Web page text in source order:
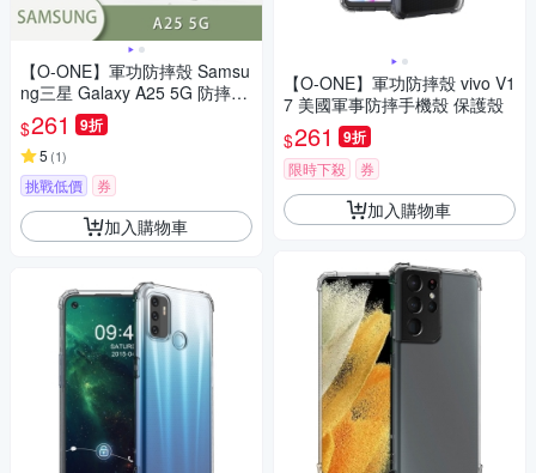
【O-ONE】軍功防摔殼 Samsu
ng三星 Galaxy A25 5G 防摔手
機殼 保護殼
$261 9折
5 (1)
挑戰低價 券
加入購物車
【O-ONE】軍功防摔殼 vivo V1
7 美國軍事防摔手機殼 保護殼
$261 9折
限時下殺 券
加入購物車